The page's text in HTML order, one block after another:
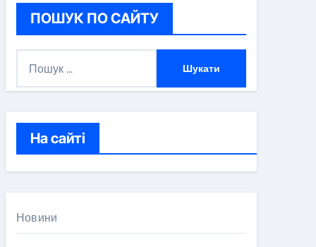
ПОШУК ПО САЙТУ
:
На сайті
Новини